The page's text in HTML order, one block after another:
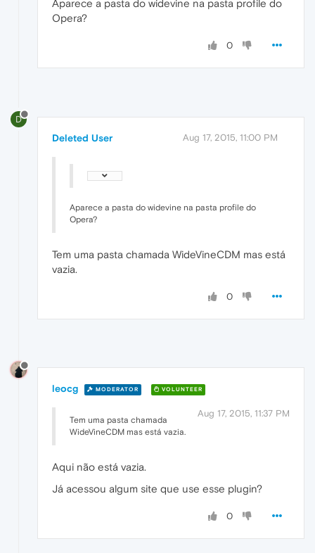
Aparece a pasta do widevine na pasta profile do
Opera?
0
D
Deleted User Aug 17, 2015, 11:00 PM
Aparece a pasta do widevine na pasta profile do
Opera?
Tem uma pasta chamada WideVineCDM mas está
vazia.
0
leocg MODERATOR VOLUNTEER
Aug 17, 2015, 11:37 PM
Tem uma pasta chamada
WideVineCDM mas está vazia.
Aqui não está vazia.
Já acessou algum site que use esse plugin?
0